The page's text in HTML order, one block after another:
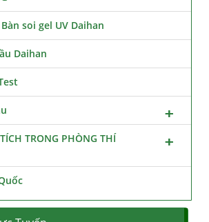
soi gel UV Daihan
Daihan
TRONG PHÒNG THÍ